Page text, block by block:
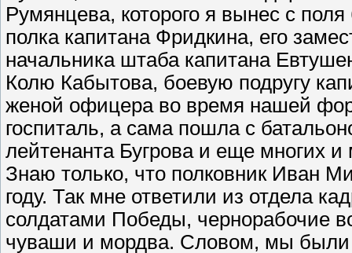
Румянцева, которого я вынес с
полка капитана Фридкина, его
начальника штаба капитана
Колю Кабытова, боевую подругу
женой офицера во время нашей
госпиталь, а сама пошла с
лейтенанта Бугрова и еще многих
Знаю только, что полковник Иван
году. Так мне ответили из отдела
солдатами Победы, чернорабочие
чуваши и мордва. Словом, мы